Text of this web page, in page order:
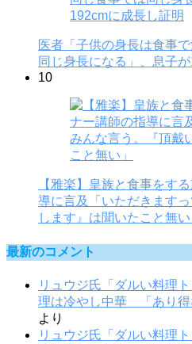
医者「子供の身長は食事
同じ身長になる」、息子
10
【雅楽】皇族と食事をす
導に言及「いただきます
します』は聞いたこと無い
最新のコメント
リュウジ氏「ダルい料理
理は冷やし中華 「あり得
より
リュウジ氏「ダルい料理